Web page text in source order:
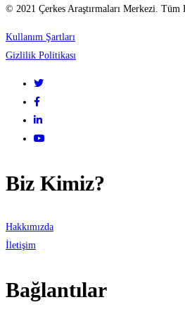
учреждений
феодальной
Черкесии
© 2021 Çerkes Araştırmaları Merkezi. Tüm
Kullanım Şartları
Gizlilik Politikası
Biz Kimiz?
Hakkımızda
İletişim
Bağlantılar